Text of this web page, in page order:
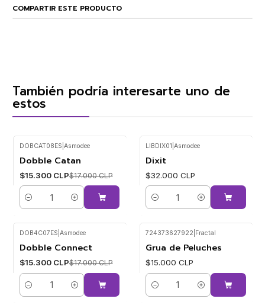
COMPARTIR ESTE PRODUCTO
También podría interesarte uno de
estos
-10%
DOBCAT08ES Asmodee
Dobble Catan
$15.300 CLP$17.000 CLP
Cantidad
LIBDIX01 Asmodee
Dixit
$32.000 CLP
Cantidad
-10%
DOB4C07ES Asmodee
Dobble Connect
$15.300 CLP$17.000 CLP
Cantidad
724373627922 Fractal
Grua de Peluches
$15.000 CLP
Cantidad